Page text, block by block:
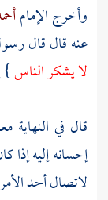
وأخرج الإمام
عنه قال قال
لا يشكر الناس}
قال في النهاية
إحسانه إليه
لاتصال أحد